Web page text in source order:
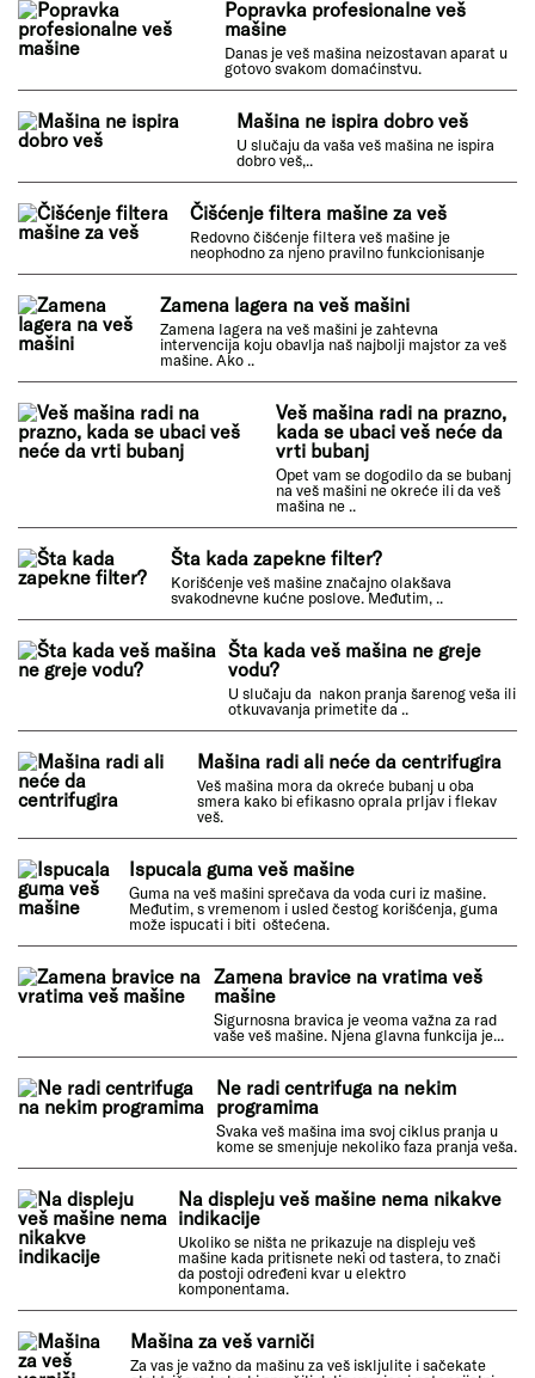
Veš mašina radi ali ne vrti bubanj
Ako veš mašina radi, ali se bubanj ne vrti, to može
ukazivati na problem sa remenom ili pogonskim
Šta ako pukne remen na veš mašini?
Kada posumnjate da je kaiš na veš mašini spao,
trebate otvoriti zadnji poklopac mašine za veš.
Popravka profesionalne veš mašine
Danas je veš mašina neizostavan aparat u gotovo
svakom domaćinstvu.
Mašina ne ispira dobro veš
Čišćenje filtera mašine za veš
Redovno čišćenje filtera veš mašine je neophodno za
njeno pravilno funkcionisanje
Zamena lagera na veš mašini je zahtevna intervencija
koju obavlja naš najbolji majstor za veš mašine. Ako ..
veš neće da vrti bubanj
Opet vam se dogodilo da se bubanj na veš mašini ne
okreće ili da veš mašina ne ..
Korišćenje veš mašine značajno olakšava
svakodnevne kućne poslove. Međutim, ..
U slučaju da nakon pranja šarenog veša ili
otkuvavanja primetite da ..
Mašina radi ali neće da centrifugira
Veš mašina mora da okreće bubanj u oba smera kako
bi efikasno oprala prljav i flekav veš.
Ispucala guma veš mašine
Guma na veš mašini sprečava da voda curi iz mašine.
Međutim, s vremenom i usled čestog korišćenja, guma
Zamena bravice na vratima veš
mašine
Sigurnosna bravica je veoma važna za rad
Ne radi centrifuga na nekim
programima
Svaka veš mašina ima svoj ciklus pranja u
kome se smenjuje nekoliko faza pranja veša.
Na displeju veš mašine nema nikakve
indikacije